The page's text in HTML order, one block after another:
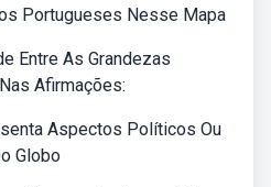
Portugueses Nesse Mapa
Entre As Grandezas
Afirmações:
Aspectos Políticos Ou
Globo